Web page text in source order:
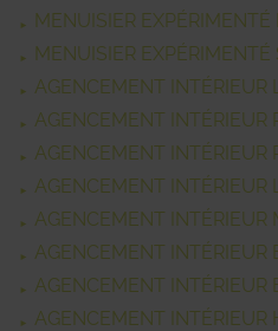
MENUISIER EXPÉRIMENTÉ
MENUISIER
AGENCEMENT INTÉRIEUR
AGENCEMENT INTÉRIEUR
AGENCEMENT INTÉRIEUR
AGENCEMENT INTÉRIEUR
AGENCEMENT INTÉRIEUR
AGENCEMENT INTÉRIEUR
AGENCEMENT INTÉRIEUR
AGENCEMENT INTÉRIEUR